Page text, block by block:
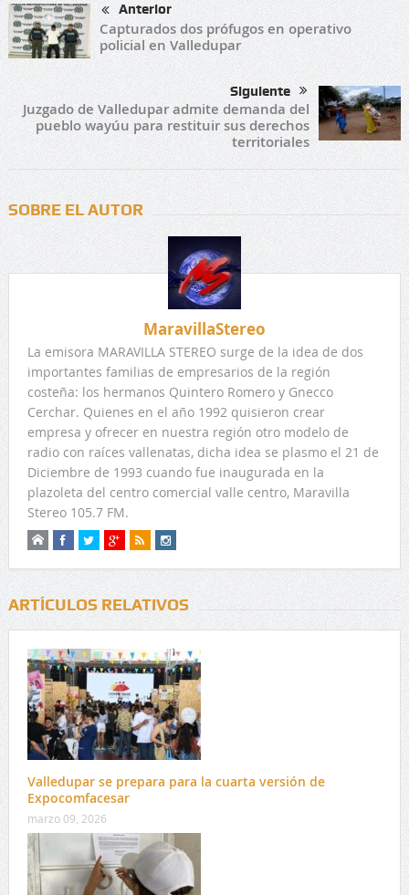
Anterior
Capturados dos prófugos en operativo
policial en Valledupar
Siguiente
Juzgado de Valledupar admite demanda del
pueblo wayúu para restituir sus derechos
territoriales
SOBRE EL AUTOR
MaravillaStereo
La emisora MARAVILLA STEREO surge de la idea de dos
importantes familias de empresarios de la región
costeña: los hermanos Quintero Romero y Gnecco
Cerchar. Quienes en el año 1992 quisieron crear
empresa y ofrecer en nuestra región otro modelo de
radio con raíces vallenatas, dicha idea se plasmo el 21 de
Diciembre de 1993 cuando fue inaugurada en la
plazoleta del centro comercial valle centro, Maravilla
Stereo 105.7 FM.
ARTÍCULOS RELATIVOS
Valledupar se prepara para la cuarta versión de
Expocomfacesar
marzo 09, 2026